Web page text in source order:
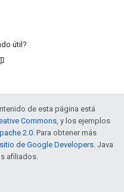
útil?
de esta página está
Commons, y los ejemplos
2.0. Para obtener más
de Google Developers. Java
afiliados.